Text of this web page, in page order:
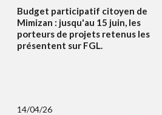
Budget participatif citoyen de
Mimizan : jusqu'au 15 juin, les
porteurs de projets retenus les
présentent sur FGL.
14/04/26